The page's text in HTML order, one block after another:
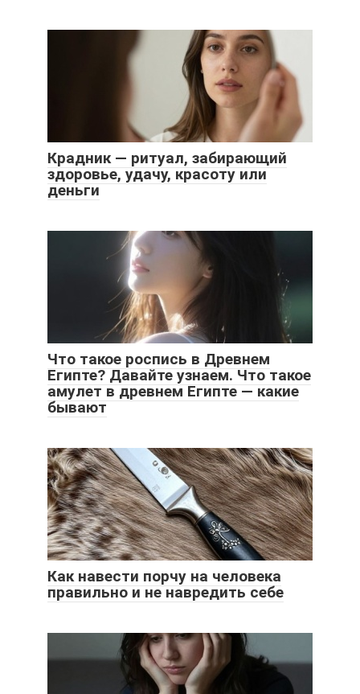
Крадник — ритуал, забирающий
здоровье, удачу, красоту или
деньги
Что такое роспись в Древнем
Египте? Давайте узнаем. Что такое
амулет в древнем Египте — какие
бывают
Как навести порчу на человека
правильно и не навредить себе